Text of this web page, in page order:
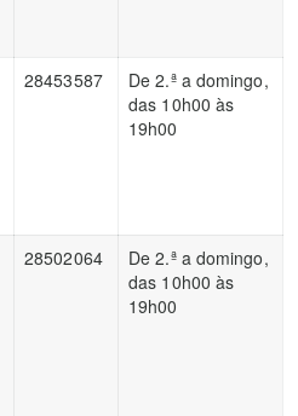
28453587
De 2.ª a domingo,
das 10h00 às
19h00
28502064
De 2.ª a domingo,
das 10h00 às
19h00